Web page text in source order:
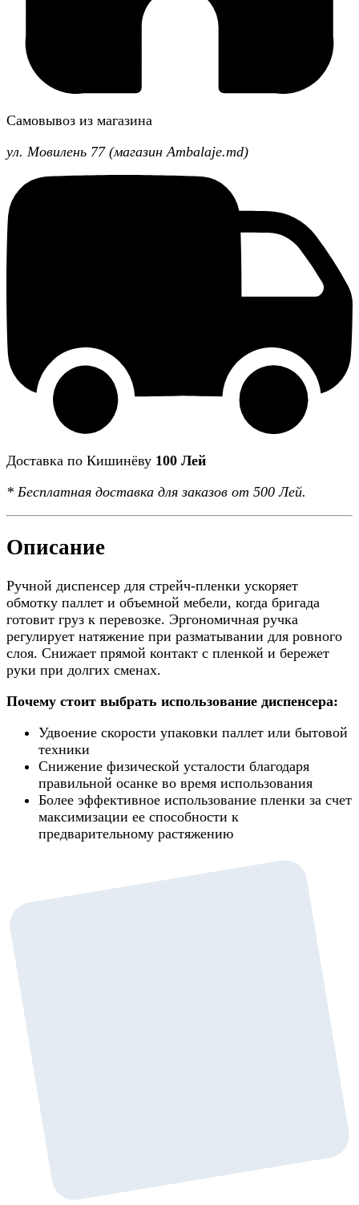
Самовывоз из магазина
ул. Мовилень 77 (магазин Ambalaje.md)
Доставка по Кишинёву 100 Лей
* Бесплатная доставка для заказов от 500 Лей.
Описание
Ручной диспенсер для стрейч-пленки ускоряет
обмотку паллет и объемной мебели, когда бригада
готовит груз к перевозке. Эргономичная ручка
регулирует натяжение при разматывании для ровного
слоя. Снижает прямой контакт с пленкой и бережет
руки при долгих сменах.
Почему стоит выбрать использование диспенсера:
Удвоение скорости упаковки паллет или бытовой
техники
Снижение физической усталости благодаря
правильной осанке во время использования
Более эффективное использование пленки за счет
максимизации ее способности к
предварительному растяжению